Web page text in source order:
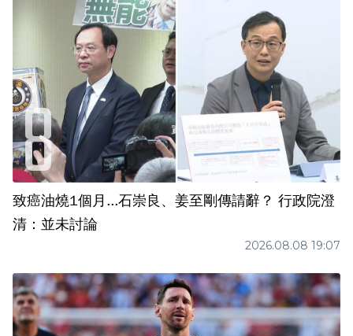
致癌油燒1個月...石崇良、姜至剛傳請辭？ 行政院澄
清：並未討論
2026.08.08 19:07